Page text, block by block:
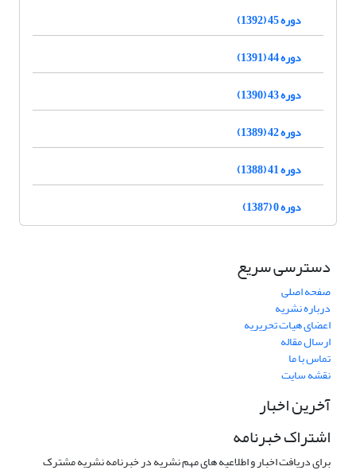
دوره 45 (1392)
دوره 44 (1391)
دوره 43 (1390)
دوره 42 (1389)
دوره 41 (1388)
دوره 0 (1387)
دسترسی سریع
صفحه اصلی
درباره نشریه
اعضای هیات تحریریه
ارسال مقاله
تماس با ما
نقشه سایت
آخرین اخبار
اشتراک خبرنامه
برای دریافت اخبار و اطلاعیه های مهم نشریه در خبرنامه نشریه مشترک